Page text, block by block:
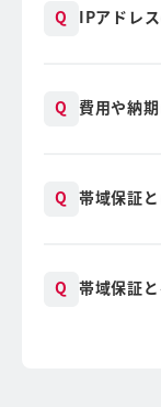
IPアドレ
費用や納
帯域保証
帯域保証